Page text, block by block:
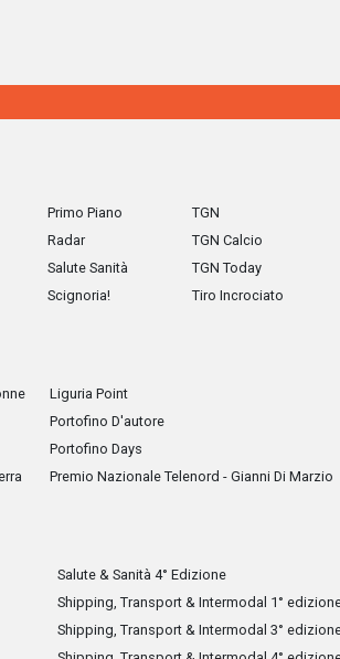
Primo Piano
Radar
Salute Sanità
Scignoria!
TGN
TGN Calcio
TGN Today
Tiro Incrociato
Liguria Point
Portofino D'autore
Portofino Days
Premio Nazionale Telenord - Gianni Di Marzio
Salute & Sanità 4° Edizione
Shipping, Transport & Intermodal 1°
Shipping, Transport & Intermodal 3°